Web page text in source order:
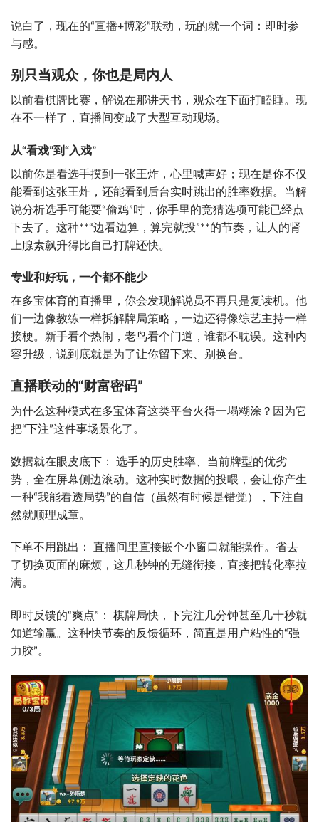
说白了，现在的“直播+博彩”联动，玩的就一个词：即时参
与感。
别只当观众，你也是局内人
以前看棋牌比赛，解说在那讲天书，观众在下面打瞌睡。现
在不一样了，直播间变成了大型互动现场。
从“看戏”到“入戏”
以前你是看选手摸到一张王炸，心里喊声好；现在是你不仅
能看到这张王炸，还能看到后台实时跳出的胜率数据。当解
说分析选手可能要“偷鸡”时，你手里的竞猜选项可能已经点
下去了。这种**“边看边算，算完就投”**的节奏，让人的肾
上腺素飙升得比自己打牌还快。
专业和好玩，一个都不能少
在多宝体育的直播里，你会发现解说员不再只是复读机。他
们一边像教练一样拆解牌局策略，一边还得像综艺主持一样
接梗。新手看个热闹，老鸟看个门道，谁都不耽误。这种内
容升级，说到底就是为了让你留下来、别换台。
直播联动的“财富密码”
为什么这种模式在多宝体育这类平台火得一塌糊涂？因为它
把“下注”这件事场景化了。
数据就在眼皮底下： 选手的历史胜率、当前牌型的优劣
势，全在屏幕侧边滚动。这种实时数据的投喂，会让你产生
一种“我能看透局势”的自信（虽然有时候是错觉），下注自
然就顺理成章。
下单不用跳出： 直播间里直接嵌个小窗口就能操作。省去
了切换页面的麻烦，这几秒钟的无缝衔接，直接把转化率拉
满。
即时反馈的“爽点”： 棋牌局快，下完注几分钟甚至几十秒就
知道输赢。这种快节奏的反馈循环，简直是用户粘性的“强
力胶”。